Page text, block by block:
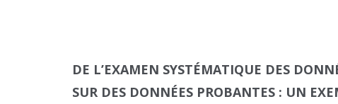
DE L’EXAMEN SYSTÉMATIQUE DES
SUR DES DONNÉES PROBANTES : UN